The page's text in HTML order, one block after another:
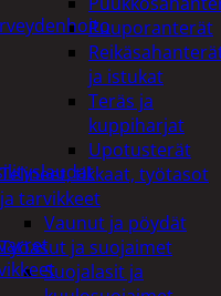
Puuporanterät
ja istukat
Teräs ja
kuppiharjat
Upotusterät
Telineet, tikkaat, työtasot
ja tarvikkeet
Vaunut ja pöydät
Työasut ja suojaimet
Suojalasit ja